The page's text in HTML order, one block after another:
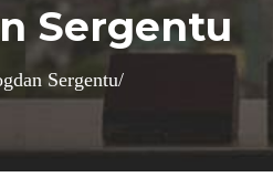
Sergentu
Sergentu/